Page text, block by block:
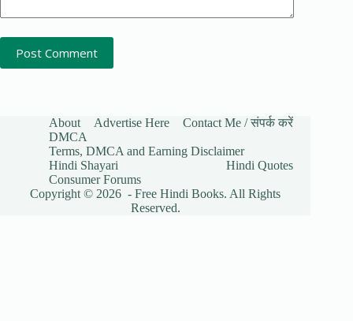
Post Comment
About Advertise Here
Contact Me / संपर्क करें
DMCA
Terms, DMCA and Earning Disclaimer
Hindi Shayari
Hindi Quotes
Consumer Forums
Copyright © 2026 - Free Hindi Books. All Rights
Reserved.